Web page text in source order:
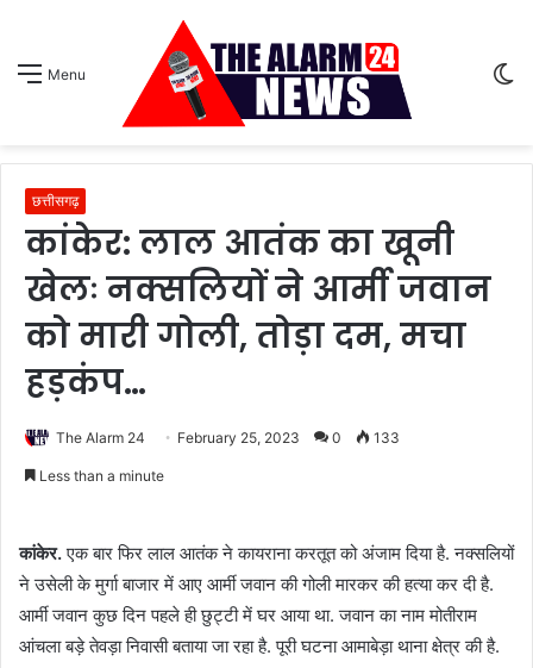
Menu
छत्तीसगढ़
कांकेर: लाल आतंक का खूनी
खेलः नक्सलियों ने आर्मी जवान
को मारी गोली, तोड़ा दम, मचा
हड़कंप…
The Alarm 24 February 25, 2023 0 133
Less than a minute
कांकेर.एक बार फिर लाल आतंक ने कायराना करतूत को अंजाम दिया है. नक्सलियों
ने उसेली के मुर्गा बाजार में आए आर्मी जवान की गोली मारकर की हत्या कर दी है.
आर्मी जवान कुछ दिन पहले ही छुट्टी में घर आया था. जवान का नाम मोतीराम
आंचला बड़े तेवड़ा निवासी बताया जा रहा है. पूरी घटना आमाबेड़ा थाना क्षेत्र की है.